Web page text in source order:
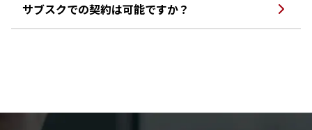
サブスクでの契約は可能ですか？